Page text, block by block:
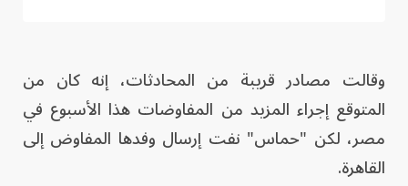
وقالت مصادر قريبة من المحادثات، إنه كان من
المتوقع إجراء المزيد من المفاوضات هذا الأسبوع في
مصر، لكن "حماس" نفت إرسال وفدها المفاوض إلى
القاهرة.